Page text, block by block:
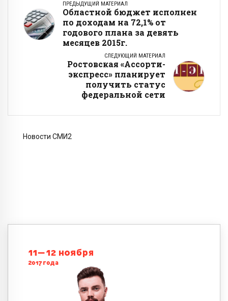
ПРЕДЫДУЩИЙ МАТЕРИАЛ
Областной бюджет исполнен
по доходам на 72,1% от
годового плана за девять
месяцев 2015г.
СЛЕДУЮЩИЙ МАТЕРИАЛ
Ростовская «Ассорти-
экспресс» планирует
получить статус
федеральной сети
Новости СМИ2